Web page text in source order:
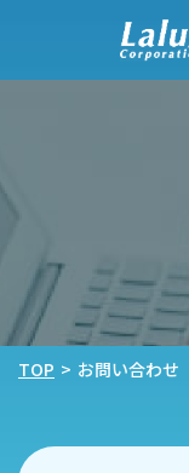
TOP > お問い合わせ